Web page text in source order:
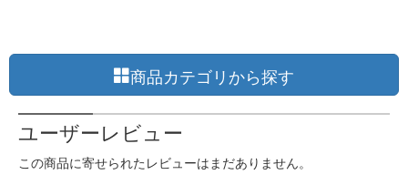
商品カテゴリから探す
ユーザーレビュー
この商品に寄せられたレビューはまだありません。